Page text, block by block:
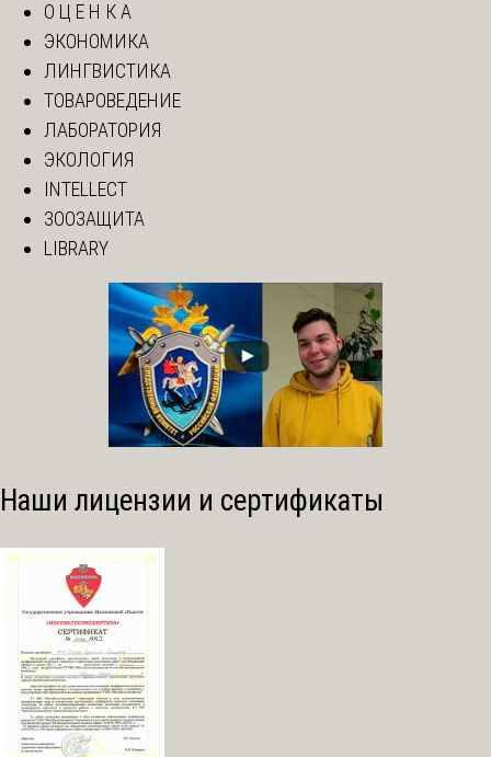
О Ц Е Н К А
ЭКОНОМИКА
ЛИНГВИСТИКА
ТОВАРОВЕДЕНИЕ
ЛАБОРАТОРИЯ
ЭКОЛОГИЯ
INTELLECT
ЗООЗАЩИТА
LIBRARY
Наши лицензии и сертификаты